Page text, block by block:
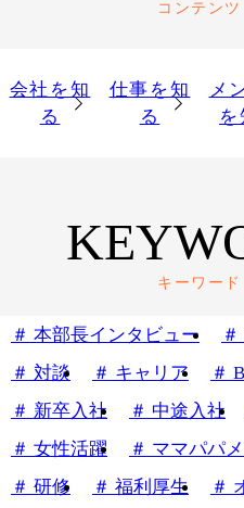
コンテンツ
会社を知
る
仕事を知
る
メ
を
キーワード
本部長インタビュー
対談
キャリア
新卒入社
中途入社
女性活躍
ママパパ
研修
福利厚生